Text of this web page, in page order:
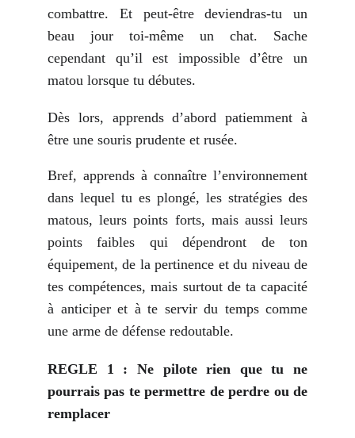
combattre. Et peut-être deviendras-tu un
beau jour toi-même un chat. Sache
cependant qu’il est impossible d’être un
matou lorsque tu débutes.
Dès lors, apprends d’abord patiemment à
être une souris prudente et rusée.
Bref, apprends à connaître l’environnement
dans lequel tu es plongé, les stratégies des
matous, leurs points forts, mais aussi leurs
points faibles qui dépendront de ton
équipement, de la pertinence et du niveau de
tes compétences, mais surtout de ta capacité
à anticiper et à te servir du temps comme
une arme de défense redoutable.
REGLE 1 : Ne pilote rien que tu ne
pourrais pas te permettre de perdre ou de
remplacer